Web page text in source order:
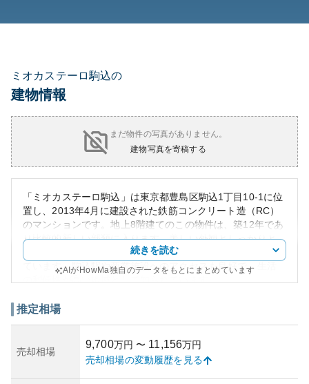
ミオカステーロ駒込の
建物情報
まだ物件の写真がありません。
建物写真を寄稿する
「ミオカステーロ駒込」は東京都豊島区駒込1丁目10-1に位
置し、2013年4月に建設された鉄筋コンクリート造（RC）
のマンションです。地上8階建てのこの物件は、築12年であ
り比較的新しい部類に入ります。美しい外観としっかりと
した建物構造を誇り、周辺には落ち着いた住宅街が広がっ
ています。駒込駅や商業施設へのアクセスも良好で、生活
が高いです。また、教育機関や医療施設も充実しているた
が、市場の変動に左右される点は認識しておくべきです。
所有リスクとしては、都心部に立地しているため、不動産
市場の価格変動リスクや災害リスクが考慮されます。ま
続きを読む
AIがHowMa独自のデータをもとにまとめています
推定相場
売却相場
9,700万円 〜 11,156万円
売却相場の変動履歴を見る